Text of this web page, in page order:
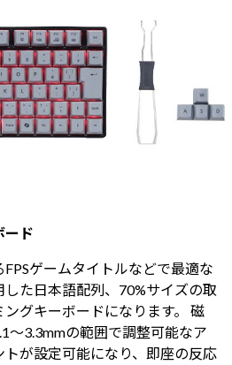
ード
ゲームタイトルなどで最適な
た日本語配列、70%サイズの取
グキーボードになります。 磁
～3.3mmの範囲で調整可能なア
が設定可能になり、即座の反応